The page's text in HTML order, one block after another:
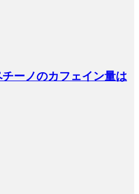
ーノのカフェイン量は